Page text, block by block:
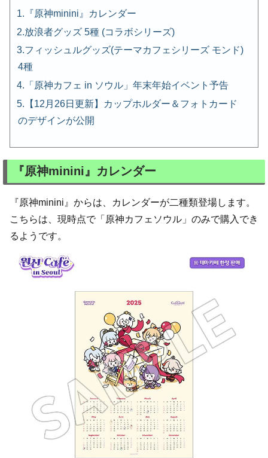
『原神minini』カレンダー
放浪者グッズ 5種 (コラボシリーズ)
フィッシュルグッズ(テーマカフェシリーズ モンド)
4種
「原神カフェ in ソウル」年末年始イベント予告
【12月26日更新】カップホルダー＆フォトカード
のデザインが公開
『原神minini』カレンダー
『原神minini』からは、カレンダーが二種類登場します。
こちらは、現時点で「原神カフェソウル」のみで購入でき
るようです。